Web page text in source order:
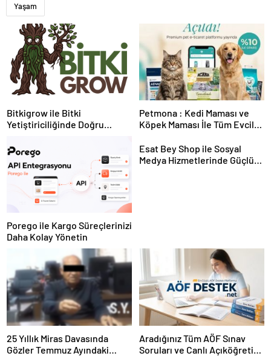
Yaşam
Bitkigrow ile Bitki
Yetiştiriciliğinde Doğru
Petmona : Kedi Maması ve
Köpek Maması İle Tüm Evcil
Porego ile Kargo Süreçlerinizi
Daha Kolay Yönetin
Esat Bey Shop ile Sosyal
Medya Hizmetlerinde Güçlü
25 Yıllık Miras Davasında
Gözler Temmuz Ayındaki
Aradığınız Tüm AÖF Sınav
Soruları ve Canlı Açıköğretim